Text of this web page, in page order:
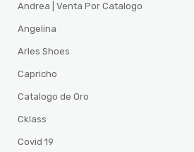
Andrea | Venta Por Catalogo
Angelina
Arles Shoes
Capricho
Catalogo de Oro
Cklass
Covid 19